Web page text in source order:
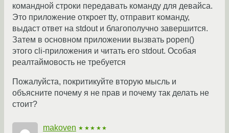
командной строки передавать команду для девайса.
Это приложение откроет tty, отправит команду,
выдаст ответ на stdout и благополучно завершится.
Затем в основном приложении вызвать popen()
этого cli-приложения и читать его stdout. Особая
реалтаймовость не требуется
Пожалуйста, покритикуйте вторую мысль и
объясните почему я не прав и почему так делать не
стоит?
makoven ★★★★★